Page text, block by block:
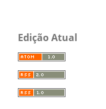
Edição Atual